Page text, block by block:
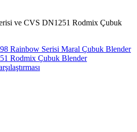
ve CVS DN1251 Rodmix Çubuk
Rainbow Serisi Maral Çubuk Blender
Rodmix Çubuk Blender